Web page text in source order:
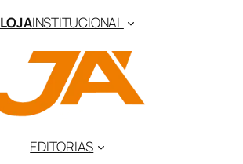
LOJAINSTITUCIONAL
EDITORIAS